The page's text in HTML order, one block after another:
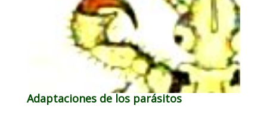
Adaptaciones de los parásitos